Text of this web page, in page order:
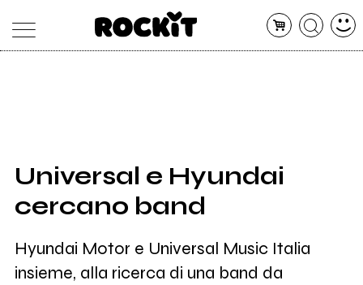
SHOP
RADIO
Universal e Hyundai
cercano band
Hyundai Motor e Universal Music Italia
insieme, alla ricerca di una band da